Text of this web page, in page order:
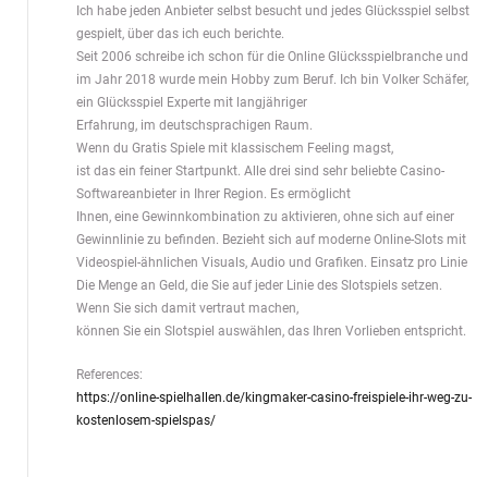
Ich habe jeden Anbieter selbst besucht und jedes Glücksspiel selbst
gespielt, über das ich euch berichte.
Seit 2006 schreibe ich schon für die Online Glücksspielbranche und
im Jahr 2018 wurde mein Hobby zum Beruf. Ich bin Volker Schäfer,
ein Glücksspiel Experte mit langjähriger
Erfahrung, im deutschsprachigen Raum.
Wenn du Gratis Spiele mit klassischem Feeling magst,
ist das ein feiner Startpunkt. Alle drei sind sehr beliebte Casino-
Softwareanbieter in Ihrer Region. Es ermöglicht
Ihnen, eine Gewinnkombination zu aktivieren, ohne sich auf einer
Gewinnlinie zu befinden. Bezieht sich auf moderne Online-Slots mit
Videospiel-ähnlichen Visuals, Audio und Grafiken. Einsatz pro Linie
Die Menge an Geld, die Sie auf jeder Linie des Slotspiels setzen.
Wenn Sie sich damit vertraut machen,
können Sie ein Slotspiel auswählen, das Ihren Vorlieben entspricht.
References:
https://online-spielhallen.de/kingmaker-casino-freispiele-ihr-weg-zu-
kostenlosem-spielspas/